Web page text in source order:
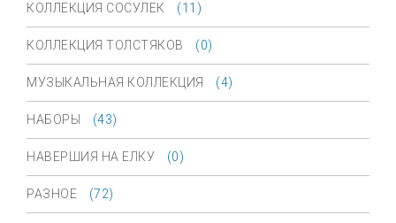
КОЛЛЕКЦИЯ СОСУЛЕК (11)
КОЛЛЕКЦИЯ ТОЛСТЯКОВ (0)
МУЗЫКАЛЬНАЯ КОЛЛЕКЦИЯ (4)
НАБОРЫ (43)
НАВЕРШИЯ НА ЕЛКУ (0)
РАЗНОЕ (72)